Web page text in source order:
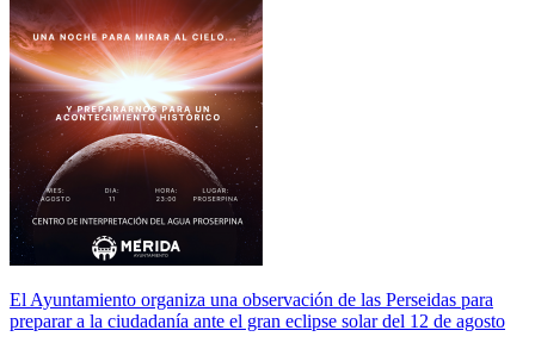
El Ayuntamiento organiza una observación de las Perseidas para
preparar a la ciudadanía ante el gran eclipse solar del 12 de agosto